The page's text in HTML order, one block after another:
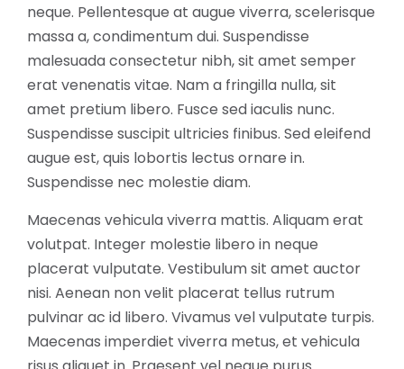
neque. Pellentesque at augue viverra, scelerisque
massa a, condimentum dui. Suspendisse
malesuada consectetur nibh, sit amet semper
erat venenatis vitae. Nam a fringilla nulla, sit
amet pretium libero. Fusce sed iaculis nunc.
Suspendisse suscipit ultricies finibus. Sed eleifend
augue est, quis lobortis lectus ornare in.
Suspendisse nec molestie diam.
Maecenas vehicula viverra mattis. Aliquam erat
volutpat. Integer molestie libero in neque
placerat vulputate. Vestibulum sit amet auctor
nisi. Aenean non velit placerat tellus rutrum
pulvinar ac id libero. Vivamus vel vulputate turpis.
Maecenas imperdiet viverra metus, et vehicula